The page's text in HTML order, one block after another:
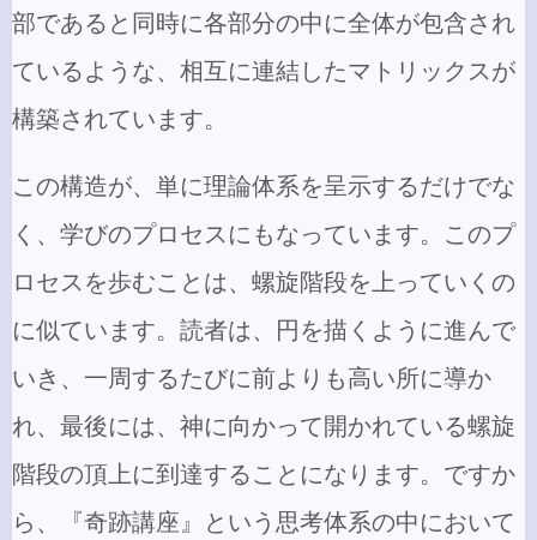
部であると同時に各部分の中に全体が包含され
ているような、相互に連結したマトリックスが
構築されています。
この構造が、単に理論体系を呈示するだけでな
く、学びのプロセスにもなっています。このプ
ロセスを歩むことは、螺旋階段を上っていくの
に似ています。読者は、円を描くように進んで
いき、一周するたびに前よりも高い所に導か
れ、最後には、神に向かって開かれている螺旋
階段の頂上に到達することになります。ですか
ら、『奇跡講座』という思考体系の中において